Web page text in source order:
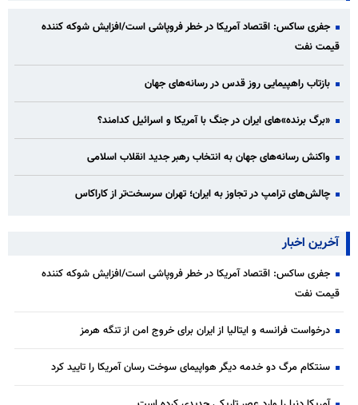
جفری ساکس: اقتصاد آمریکا در خطر فروپاشی است/افزایش شوکه کننده
قیمت نفت
بازتاب راهپیمایی روز قدس در رسانه‌های جهان
«برگ برنده»‌های ایران در جنگ با آمریکا و اسرائیل کدامند؟
واکنش رسانه‌های جهان به انتخاب رهبر جدید انقلاب اسلامی
چالش‌های ترامپ در تجاوز به ایران؛ تهران سرسخت‌تر از کاراکاس
آخرین اخبار
جفری ساکس: اقتصاد آمریکا در خطر فروپاشی است/افزایش شوکه کننده
قیمت نفت
درخواست فرانسه و ایتالیا از ایران برای خروج امن از تنگه هرمز
سنتکام مرگ دو خدمه دیگر هواپیمای سوخت رسان آمریکا را تایید کرد